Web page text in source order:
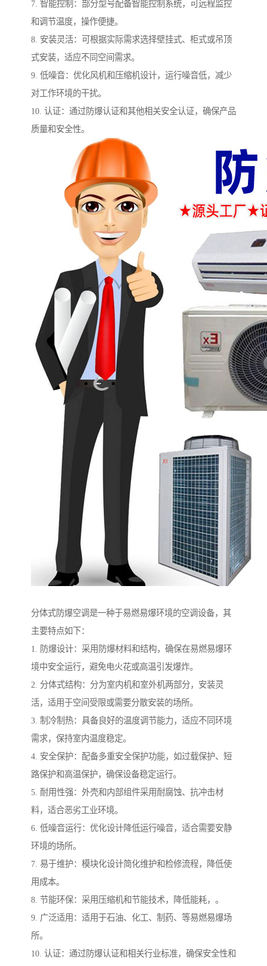
7. 智能控制：部分型号配备智能控制系统，可远程监控
和调节温度，操作便捷。
8. 安装灵活：可根据实际需求选择壁挂式、柜式或吊顶
式安装，适应不同空间需求。
9. 低噪音：优化风机和压缩机设计，运行噪音低，减少
对工作环境的干扰。
10. 认证：通过防爆认证和其他相关安全认证，确保产品
质量和安全性。
分体式防爆空调是一种于易燃易爆环境的空调设备，其
主要特点如下：
1. 防爆设计：采用防爆材料和结构，确保在易燃易爆环
境中安全运行，避免电火花或高温引发爆炸。
2. 分体式结构：分为室内机和室外机两部分，安装灵
活，适用于空间受限或需要分散安装的场所。
3. 制冷制热：具备良好的温度调节能力，适应不同环境
需求，保持室内温度稳定。
4. 安全保护：配备多重安全保护功能，如过载保护、短
路保护和高温保护，确保设备稳定运行。
5. 耐用性强：外壳和内部组件采用耐腐蚀、抗冲击材
料，适合恶劣工业环境。
6. 低噪音运行：优化设计降低运行噪音，适合需要安静
环境的场所。
7. 易于维护：模块化设计简化维护和检修流程，降低使
用成本。
8. 节能环保：采用压缩机和节能技术，降低能耗，。
9. 广泛适用：适用于石油、化工、制药、等易燃易爆场
所。
10. 认证：通过防爆认证和相关行业标准，确保安全性和